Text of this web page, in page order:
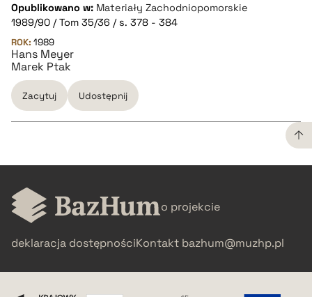
pobierz cytat
BIBTEX
pobierz cytat
Opublikowano w: Materiały Zachodniopomorskie
1989/90 / Tom 35/36 / s. 378 - 384
ROK: 1989
Hans Meyer
Marek Ptak
Zacytuj Udostępnij
CZYSTY TEKST
pobierz cytat
BIBTEX
o projekcie
deklaracja dostępnościKontakt bazhum@muzhp.pl